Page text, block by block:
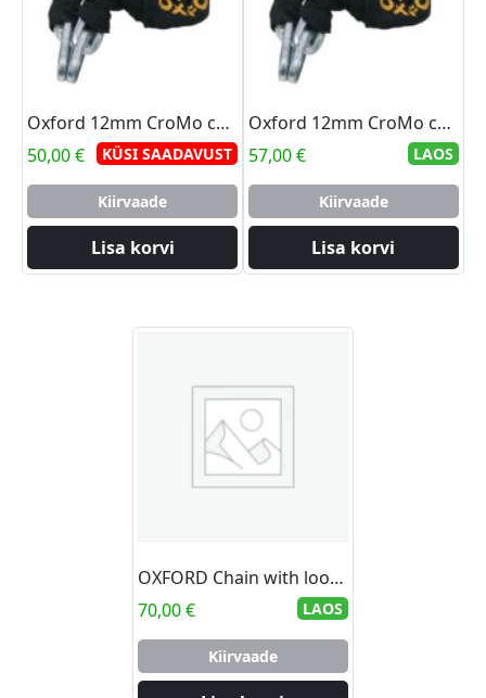
Oxford 12mm CroMo chain 1.5m for Boss/Patriot
50,00€ KÜSI SAADAVUST
Kiirvaade
Lisa korvi
Oxford 12mm CroMo chain 2.5m for Boss/Patriot
57,00€ LAOS
Kiirvaade
Lisa korvi
OXFORD Chain with loop OF796. 2,5m. SSF-approved
70,00€ LAOS
Kiirvaade